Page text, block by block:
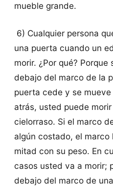
mueble grande.
6) Cualquier persona
una puerta cuando un
morir. ¿Por qué?
debajo del marco de la
puerta cede y se
atrás, usted puede
cielorraso. Si el marco
algún costado, el
mitad con su peso. En
casos usted va a morir;
debajo del marco de